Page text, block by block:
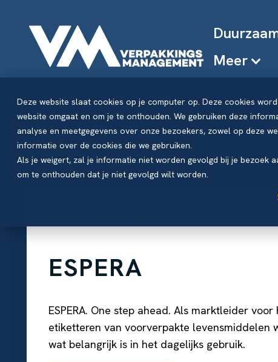
Deze website slaat cookies op je computer op. Deze cookies
website omgaat en om je te onthouden. We gebruiken deze
analyse en meetgegevens over onze bezoekers, zowel op deze
informatie over de cookies die we gebruiken.
Als je weigert, zal je informatie niet worden gevolgd bij je bezoek
om te onthouden dat je niet gevolgd wilt worden.
Meer
Partners
ESPERA
ESPERA. One step ahead. Als marktleider
etiketteren van voorverpakte levensmiddelen
wat belangrijk is in het dagelijks gebruik.